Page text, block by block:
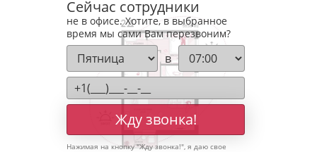
Сейчас сотрудники
не в офисе. Хотите, в выбранное
время мы сами Вам перезвоним?
в
Жду звонка!
Нажимая на кнопку "Жду звонка!", я даю свое